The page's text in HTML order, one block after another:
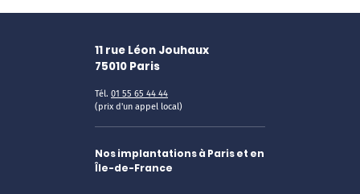
11 rue Léon Jouhaux
75010 Paris
Tél. 01 55 65 44 44
(prix d'un appel local)
Nos implantations à Paris et en
Île-de-France